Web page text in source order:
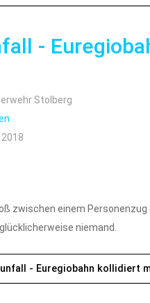
-
Stolberg
zwischen einem
niemand.
- Euregiobahn kollidiert